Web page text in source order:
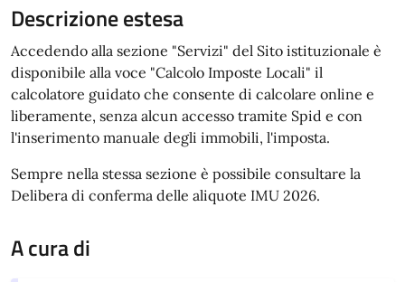
Descrizione estesa
Accedendo alla sezione "Servizi" del Sito istituzionale è
disponibile alla voce "Calcolo Imposte Locali" il
calcolatore guidato che consente di calcolare online e
liberamente, senza alcun accesso tramite Spid e con
l'inserimento manuale degli immobili, l'imposta.
Sempre nella stessa sezione è possibile consultare la
Delibera di conferma delle aliquote IMU 2026.
A cura di